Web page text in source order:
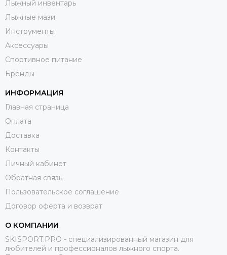
Лыжный инвентарь
Лыжные мази
Инструменты
Аксессуары
Спортивное питание
Бренды
ИНФОРМАЦИЯ
Главная страница
Оплата
Доставка
Контакты
Личный кабинет
Обратная связь
Пользовательское соглашение
Договор оферта и возврат
О КОМПАНИИ
SKISPORT.PRO - специализированный магазин для
любителей и профессионалов лыжного спорта.